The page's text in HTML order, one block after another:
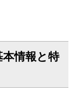
情報と特